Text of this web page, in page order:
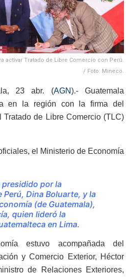
activar Tratado de Libre Comercio con Perú.
/ Foto: Mineco.
23 abr. (AGN).- Guatemala
en la región con la firma del
Tratado de Libre Comercio (TLC)
el Ministerio de Economía
por la
Perú, Dina Boluarte, y la
(de Guatemala),
quien lideró la
en Lima.
estuvo acompañada del
y Comercio Exterior, Héctor
de Relaciones Exteriores,